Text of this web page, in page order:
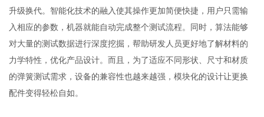
升级换代。智能化技术的融入使其操作更加简便快捷，用户只需输
入相应的参数，机器就能自动完成整个测试流程。同时，算法能够
对大量的测试数据进行深度挖掘，帮助研发人员更好地了解材料的
力学特性，优化产品设计。而且，为了适应不同形状、尺寸和材质
的弹簧测试需求，设备的兼容性也越来越强，模块化的设计让更换
配件变得轻松自如。